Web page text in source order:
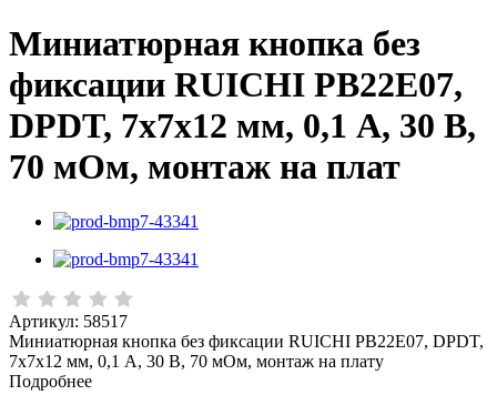
Миниатюрная кнопка без
фиксации RUICHI PB22E07,
DPDT, 7x7x12 мм, 0,1 А, 30 В,
70 мОм, монтаж на плат
Артикул: 58517
Миниатюрная кнопка без фиксации RUICHI PB22E07, DPDT,
7x7x12 мм, 0,1 А, 30 В, 70 мОм, монтаж на плату
Подробнее